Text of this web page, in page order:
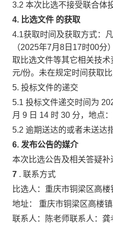
3.2 本次比选不接受联合体
4. 比选文件 的获取
4.1获取时间及获取方式：
（2025年7月8日17时00
取比选文件等其它相关技
元/份。未在规定时间获取
5. 投标文件的递交
5.1 投标文件递交时间为
月 9 日 14 时 30 分，地点
5.2 逾期送达的或者未送达
6. 发布公告的媒介
本次比选公告及相关答疑
7 . 联系方式
比选人：重庆市铜梁区高
地址： 重庆市铜梁区高楼
联系人：陈老师联系人：龚